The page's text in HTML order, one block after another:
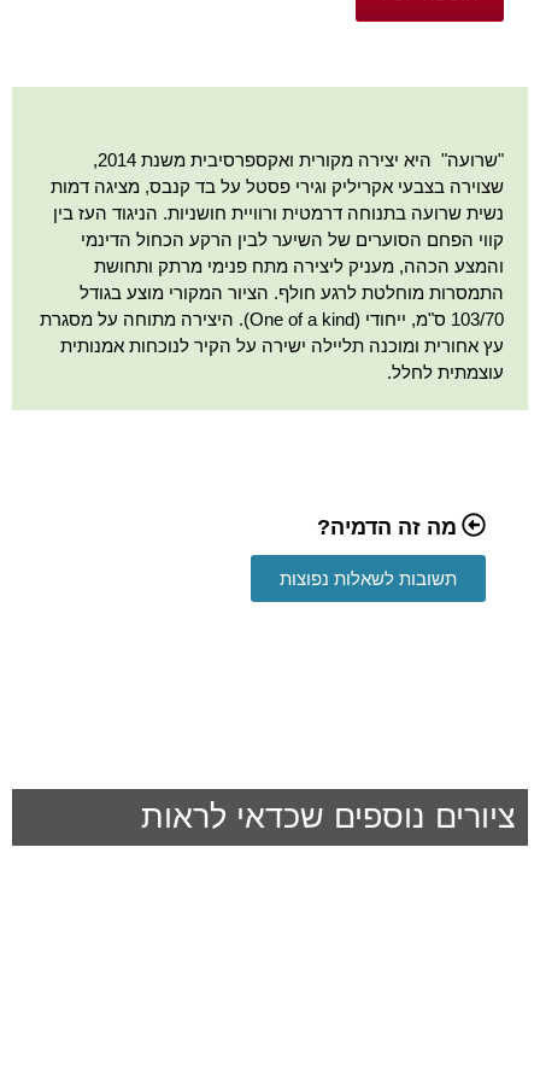
"שרועה" היא יצירה מקורית ואקספרסיבית משנת 2014,
שצוירה בצבעי אקריליק וגירי פסטל על בד קנבס, מציגה דמות
נשית שרועה בתנוחה דרמטית ורוויית חושניות. הניגוד העז בין
קווי הפחם הסוערים של השיער לבין הרקע הכחול הדינמי
והמצע הכהה, מעניק ליצירה מתח פנימי מרתק ותחושת
התמסרות מוחלטת לרגע חולף. הציור המקורי מוצע בגודל
103/70 ס"מ, ייחודי (One of a kind). היצירה מתוחה על מסגרת
עץ אחורית ומוכנה תליילה ישירה על הקיר לנוכחות אמנותית
עוצמתית לחלל.
מה זה הדמיה?
תשובות לשאלות נפוצות
ציורים נוספים שכדאי לראות